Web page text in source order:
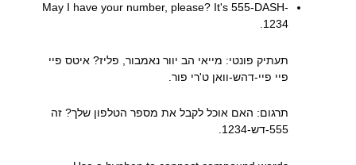
May I have your number, please? It's 555-DASH-
1234.
תעתיק פונטי: מייאי הב יוור נאמבור, פליז? איטס פיי
פיי פיי-דהש-וואן ט'רי פור.
תרגום: האם אוכל לקבל את מספר הטלפון שלך? זה
555-דש-1234.